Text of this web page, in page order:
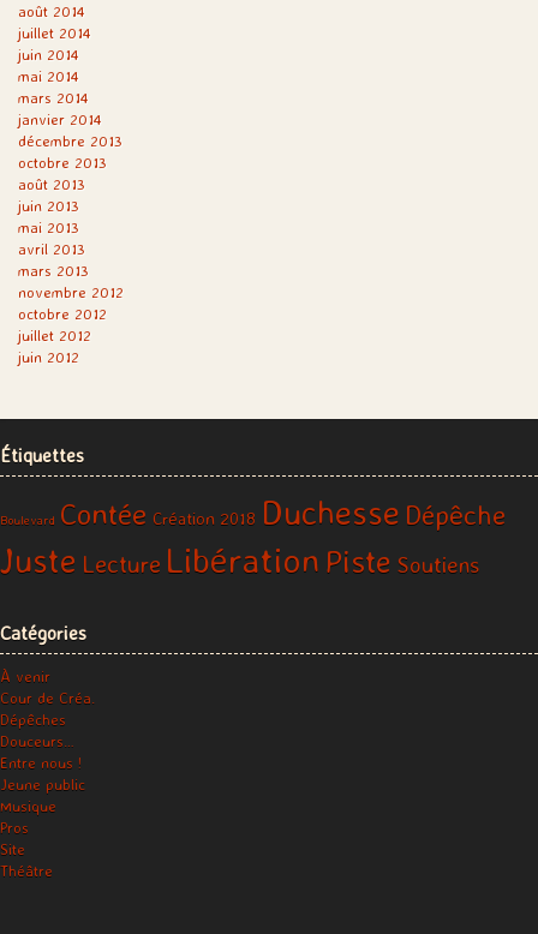
août 2014
juillet 2014
juin 2014
mai 2014
mars 2014
janvier 2014
décembre 2013
octobre 2013
août 2013
juin 2013
mai 2013
avril 2013
mars 2013
novembre 2012
octobre 2012
juillet 2012
juin 2012
Étiquettes
Boulevard Contée Création 2018 Duchesse Dépêche
Juste Lecture Libération Piste Soutiens
Catégories
À venir
Cour de Créa.
Dépêches
Douceurs…
Entre nous !
Jeune public
Musique
Pros
Site
Théâtre